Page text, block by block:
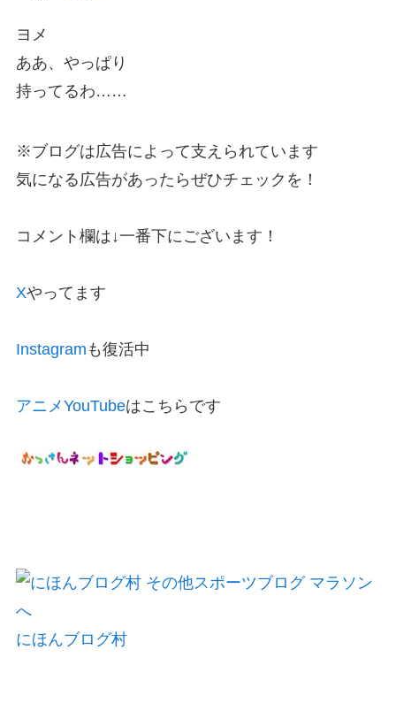
ヨメ
ああ、やっぱり
持ってるわ……
※ブログは広告によって支えられています
気になる広告があったらぜひチェックを！
コメント欄は↓一番下にございます！
Xやってます
Instagram も復活中
アニメYouTubeはこちらです
にほんブログ村